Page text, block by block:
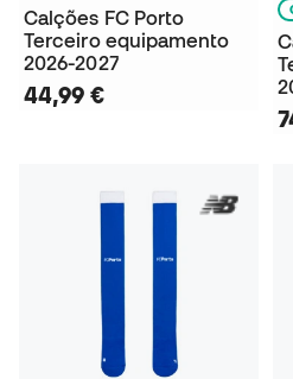
Calções FC Porto
Terceiro equipamento
2026-2027
44,99 €